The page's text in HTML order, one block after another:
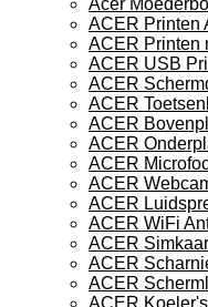
Acer
ACER Printen
ACER Printen
ACER USB
ACER
ACER
ACER
ACER
ACER
ACER
ACER
ACER WiFi
ACER
ACER
ACER
ACER